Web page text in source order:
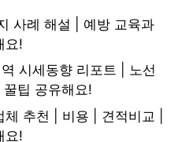
사례 해설 | 예방 교육과
요!
시세동향 리포트 | 노선
팁 공유해요!
추천 | 비용 | 견적비교 |
요!